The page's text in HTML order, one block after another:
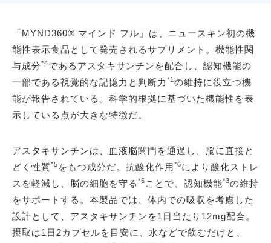
「MYND360® マインド フル」は、ニュースキン初の機
能性表示食品として発売されるサプリメント。機能性関
与成分*4であるアスタキサンチンを配合し、認知機能の
一部である視覚的な記憶力と判断力 *1の維持に役立つ機
能が報告されている。科学的根拠に基づいた機能性を表
示している点が大きな特徴だ。
アスタキサンチンは、血液脳関門を通過し、脳に直接と
どく性質*5 をもつ成分だ。抗酸化作用*6により酸化ストレ
スを軽減し、脳の細胞を守る *6 ことで、認知機能*3の維持
をサポートする。本製品では、体内での吸収を考慮した
設計として、アスタキサンチンを1日当たり12mg配合。
摂取は1日2カプセルを目安に、水などで飲むだけと、